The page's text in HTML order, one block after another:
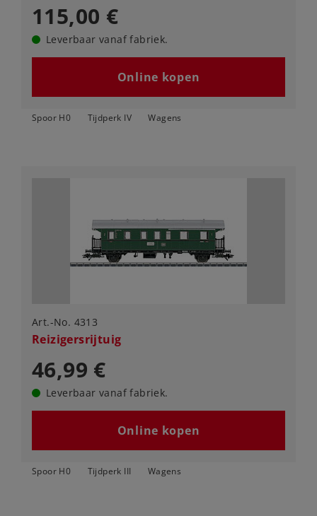
115,00 €
Leverbaar vanaf fabriek.
Online kopen
Spoor H0 Tijdperk IV Wagens
Art.-No. 4313
Reizigersrijtuig
46,99 €
Leverbaar vanaf fabriek.
Online kopen
Spoor H0 Tijdperk III Wagens